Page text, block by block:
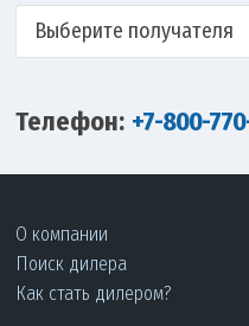
Выберите получателя
Телефон: +7-800-
О компании
Поиск дилера
Как стать дилером?